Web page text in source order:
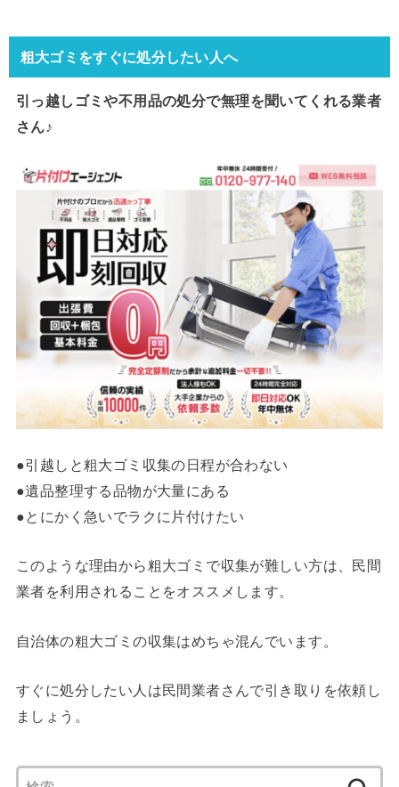
粗大ゴミをすぐに処分したい人へ
引っ越しゴミや不用品の処分で無理を聞いてくれる業者
さん♪
●引越しと粗大ゴミ収集の日程が合わない
●遺品整理する品物が大量にある
●とにかく急いでラクに片付けたい
このような理由から粗大ゴミで収集が難しい方は、民間
業者を利用されることをオススメします。
自治体の粗大ゴミの収集はめちゃ混んでいます。
すぐに処分したい人は民間業者さんで引き取りを依頼し
ましょう。